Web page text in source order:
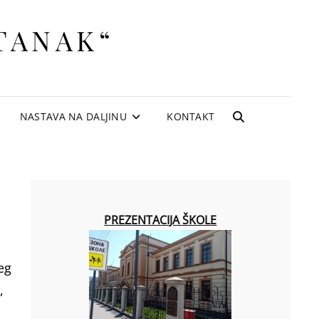
NASTAVA NA DALJINU KONTAKT
SEARCH
PREZENTACIJA ŠKOLE